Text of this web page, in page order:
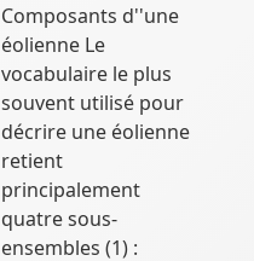
Composants d''une
éolienne Le
vocabulaire le plus
souvent utilisé pour
décrire une éolienne
retient
principalement
quatre sous-
ensembles (1) :